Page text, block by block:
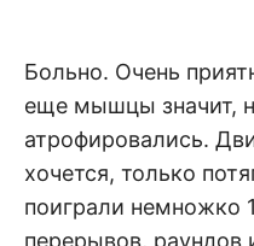
Больно. Очень
еще мышцы значит,
атрофировались.
хочется, только
поиграли немножко
перерывов, раундов